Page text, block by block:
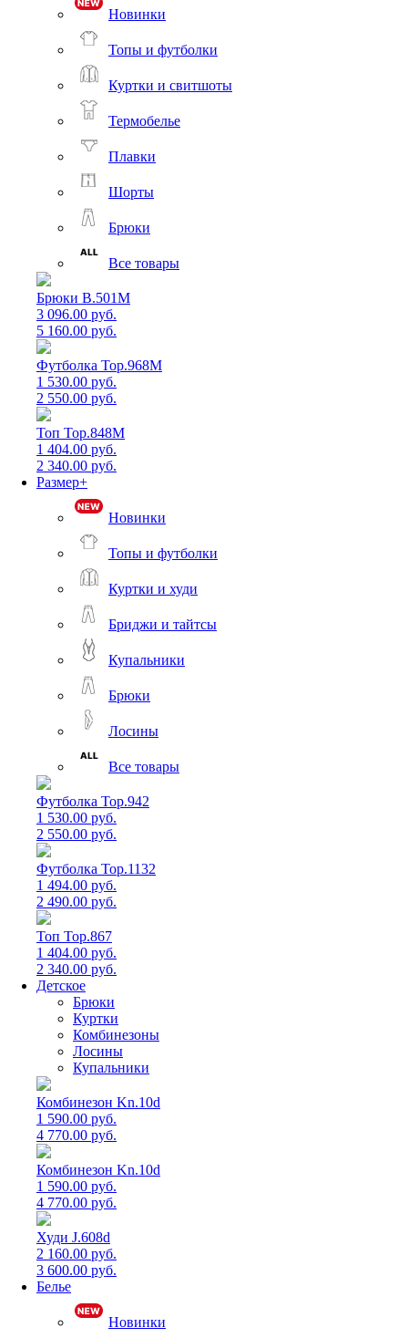
Новинки
Топы и футболки
Куртки и свитшоты
Термобелье
Плавки
Шорты
Брюки
Все товары
Брюки B.501M
3 096.00 руб.
5 160.00 руб.
Футболка Top.968M
1 530.00 руб.
2 550.00 руб.
Топ Top.848M
1 404.00 руб.
2 340.00 руб.
Размер+
Новинки
Топы и футболки
Куртки и худи
Бриджи и тайтсы
Купальники
Брюки
Лосины
Все товары
Футболка Top.942
1 530.00 руб.
2 550.00 руб.
Футболка Top.1132
1 494.00 руб.
2 490.00 руб.
Топ Top.867
1 404.00 руб.
2 340.00 руб.
Детское
Брюки
Куртки
Комбинезоны
Лосины
Купальники
Комбинезон Kn.10d
1 590.00 руб.
4 770.00 руб.
Комбинезон Kn.10d
1 590.00 руб.
4 770.00 руб.
Худи J.608d
2 160.00 руб.
3 600.00 руб.
Белье
Новинки